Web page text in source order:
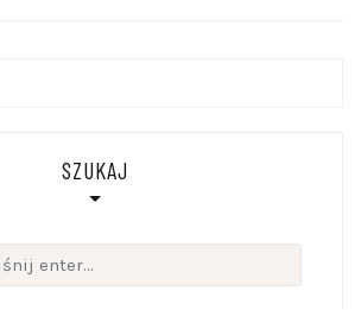
SZUKAJ